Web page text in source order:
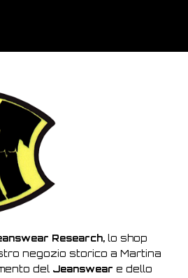
Research, lo shop
negozio storico a Martina
del Jeanswear e dello